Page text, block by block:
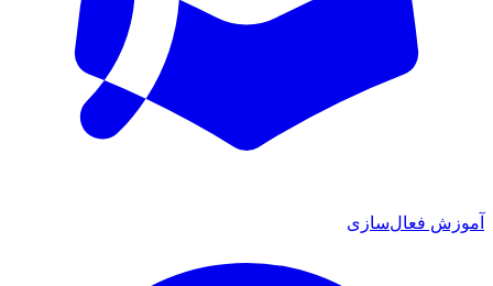
آموزش فعال‌سازی